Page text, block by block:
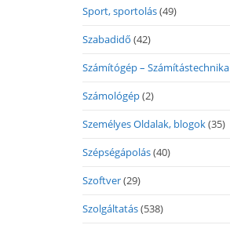
Sport, sportolás(49)
Szabadidő (42)
Számítógép – Számítástechnika
Számológép(2)
Személyes Oldalak, blogok(35)
Szépségápolás(40)
Szoftver(29)
Szolgáltatás(538)